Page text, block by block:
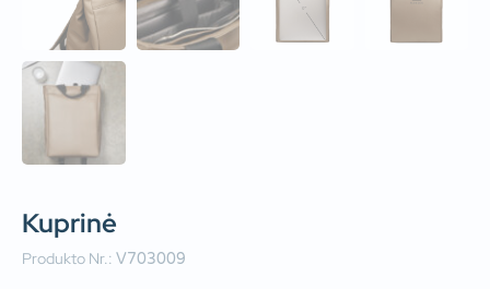
Kuprinė
Produkto Nr.: V703009